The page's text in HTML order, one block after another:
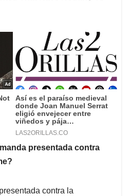
presentada contra
contra la